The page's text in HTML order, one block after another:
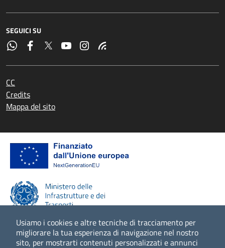
Usiamo i cookies e altre tecniche di tracciamento per
migliorare la tua esperienza di navigazione nel nostro
sito, per mostrarti contenuti personalizzati e annunci
SEGUICI SU
CC
Credits
Mappa del sito